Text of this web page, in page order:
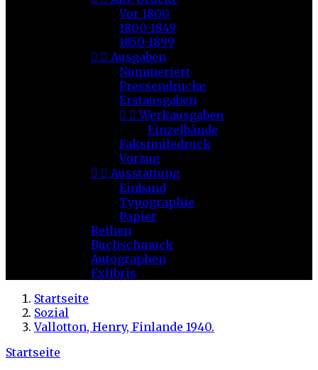
Vor 1800
1800-1849
1850-1899
  Ausgaben
Nummeriert
Pressendrucke
Erstausgaben
  Werkausgaben
Einzelbände
Faksimiledruck
Vorzug
  Ausstattung
Einband
Typographie
Papier
Reihen
Buchschmuck
Autographen
Exlibris
Startseite
Sozial
Vallotton, Henry, Finlande 1940.
Startseite